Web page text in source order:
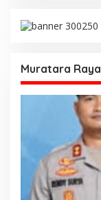
Muratara Raya